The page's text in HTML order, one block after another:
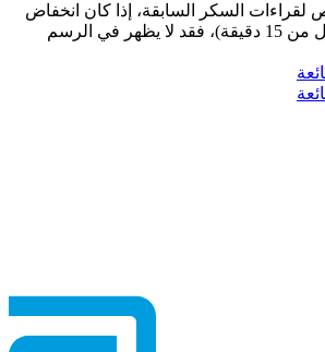
لقراءات السكر السابقة، إذا كان انخفاض
السكر لديك قصيرًا (أقل من 15 دقيقة)، فقد لا يظهر في الرسم